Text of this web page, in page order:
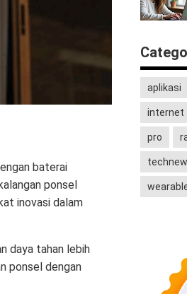
baterai
ponsel
inovasi dalam
daya tahan lebih
ponsel dengan
aplikasi
internet
pro